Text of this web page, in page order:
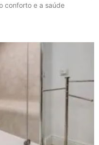
conforto e a saúde